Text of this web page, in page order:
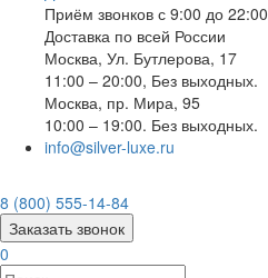
Приём звонков с 9:00 до 22:00
Доставка по всей России
Москва, Ул. Бутлерова, 17
11:00 – 20:00, Без выходных.
Москва, пр. Мира, 95
10:00 – 19:00. Без выходных.
info@silver-luxe.ru
8 (800) 555-14-84
Заказать звонок
0